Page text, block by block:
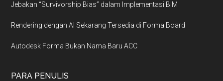
Jebakan “Survivorship Bias” dalam Implementasi BIM
Rendering dengan AI Sekarang Tersedia di Forma Board
Autodesk Forma Bukan Nama Baru ACC
PARA PENULIS